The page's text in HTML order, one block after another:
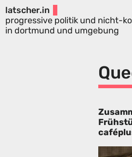
latscher.in
progressive politik und nicht-
in dortmund und umgebung